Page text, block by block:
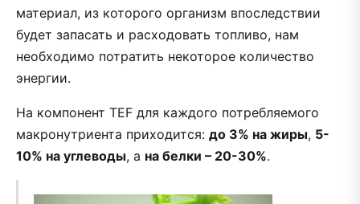
материал, из которого организм впоследствии
будет запасать и расходовать топливо, нам
необходимо потратить некоторое количество
энергии.
На компонент TEF для каждого потребляемого
макронутриента приходится: до 3% на жиры, 5-
10% на углеводы, а на белки – 20-30%.